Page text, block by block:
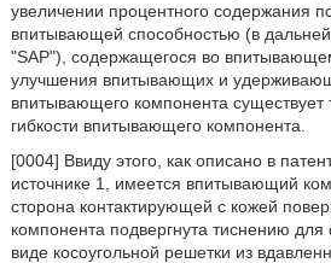
увеличении процентного содержания
впитывающей способностью (в
ʺSAPʺ), содержащегося во
улучшения впитывающих и
впитывающего компонента существует
гибкости впитывающего компонента.
[0004] Ввиду этого, как описано в
источнике 1, имеется впитывающий
сторона контактирующей с кожей
компонента подвергнута тиснению
виде косоугольной решетки из